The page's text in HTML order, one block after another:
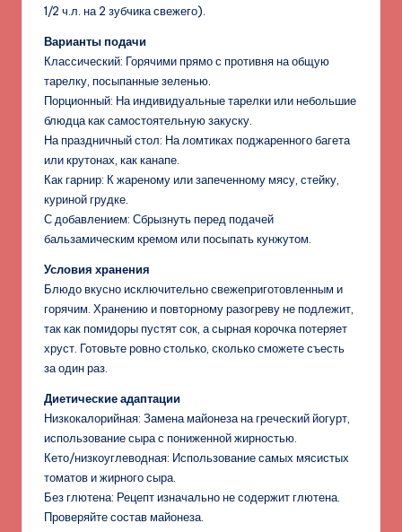
1/2 ч.л. на 2 зубчика свежего).
Варианты подачи
Классический: Горячими прямо с противня на общую
тарелку, посыпанные зеленью.
Порционный: На индивидуальные тарелки или небольшие
блюдца как самостоятельную закуску.
На праздничный стол: На ломтиках поджаренного багета
или крутонах, как канапе.
Как гарнир: К жареному или запеченному мясу, стейку,
куриной грудке.
С добавлением: Сбрызнуть перед подачей
бальзамическим кремом или посыпать кунжутом.
Условия хранения
Блюдо вкусно исключительно свежеприготовленным и
горячим. Хранению и повторному разогреву не подлежит,
так как помидоры пустят сок, а сырная корочка потеряет
хруст. Готовьте ровно столько, сколько сможете съесть
за один раз.
Диетические адаптации
Низкокалорийная: Замена майонеза на греческий йогурт,
использование сыра с пониженной жирностью.
Кето/низкоуглеводная: Использование самых мясистых
томатов и жирного сыра.
Без глютена: Рецепт изначально не содержит глютена.
Проверяйте состав майонеза.